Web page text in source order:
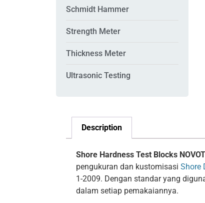
Schmidt Hammer
Strength Meter
Thickness Meter
Ultrasonic Testing
Description
Shore Hardness Test Blocks
pengukuran dan kustomisasi Shore
1-2009. Dengan standar yang
dalam setiap pemakaiannya.